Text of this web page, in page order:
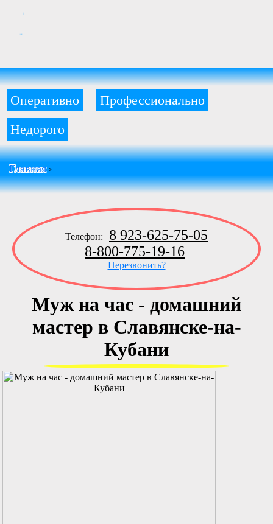
Оперативно
Профессионально
Недорого
Главная›
Телефон:
8 923-625-75-05
8-800-775-19-16
Перезвонить?
Муж на час - домашний
мастер в Славянске-на-
Кубани